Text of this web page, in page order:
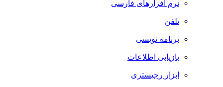
نرم افزارهای فارسی
تلفن
برنامه نویسی
بازیابی اطلاعات
ابزار رجیستری